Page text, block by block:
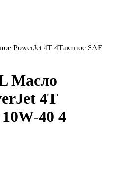
PowerJet 4Т 4Тактное SAE
Масло
4Т
40 4